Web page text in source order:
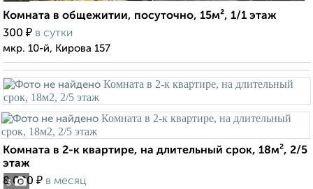
Комната в общежитии, посуточно, 15м², 1/1 этаж
300 ₽ в сутки
мкр. 10-й, Кирова 157
3
Комната в 2-к квартире, на длительный срок, 18м², 2/5
этаж
8 000 ₽ в месяц